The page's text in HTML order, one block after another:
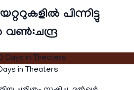
പിന്നിട്ടു
വൺ:ചന്ദ്ര
in Theaters